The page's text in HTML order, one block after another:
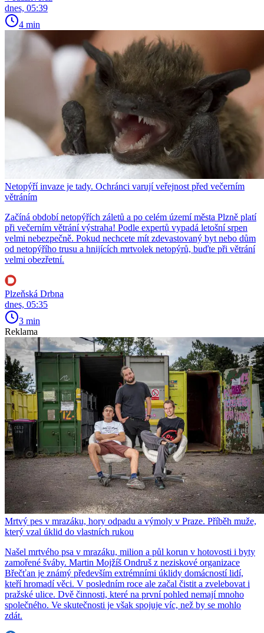
dnes, 05:39
4 min
Netopýří invaze je tady. Ochránci varují veřejnost před večerním
větráním
Začíná období netopýřích záletů a po celém území města Plzně platí
při večerním větrání výstraha! Podle expertů vypadá letošní srpen
velmi nebezpečně. Pokud nechcete mít zdevastovaný byt nebo dům
od netopýřího trusu a hnijících mrtvolek netopýrů, buďte při větrání
velmi obezřetní.
Plzeňská Drbna
dnes, 05:35
3 min
Reklama
Mrtvý pes v mrazáku, hory odpadu a výmoly v Praze. Příběh muže,
který vzal úklid do vlastních rukou
Našel mrtvého psa v mrazáku, milion a půl korun v hotovosti i byty
zamořené šváby. Martin Mojžíš Ondruš z neziskové organizace
Břečťan je známý především extrémními úklidy domácností lidí,
kteří hromadí věci. V posledním roce ale začal čistit a zvelebovat i
pražské ulice. Dvě činnosti, které na první pohled nemají mnoho
společného. Ve skutečnosti je však spojuje víc, než by se mohlo
zdát.